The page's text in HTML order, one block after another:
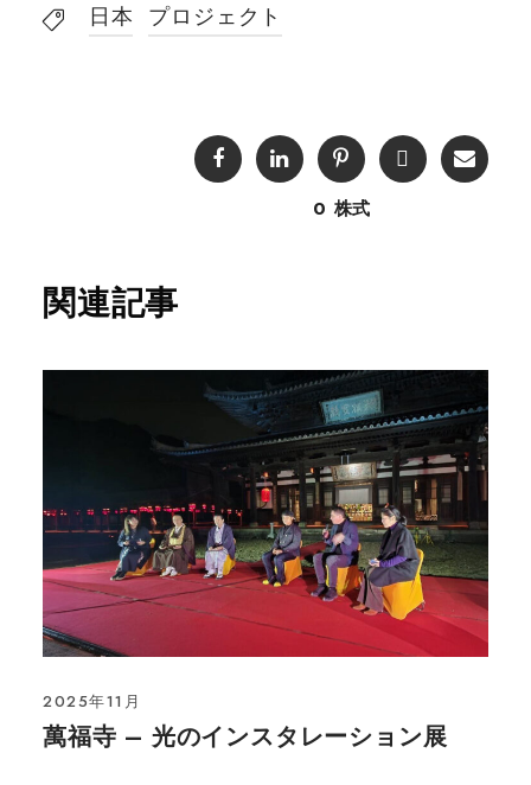
日本 プロジェクト
0 株式
関連記事
2025年11月
萬福寺 – 光のインスタレーション展